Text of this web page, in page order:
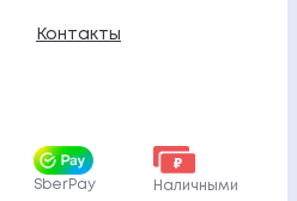
Контакты
SberPay Наличными